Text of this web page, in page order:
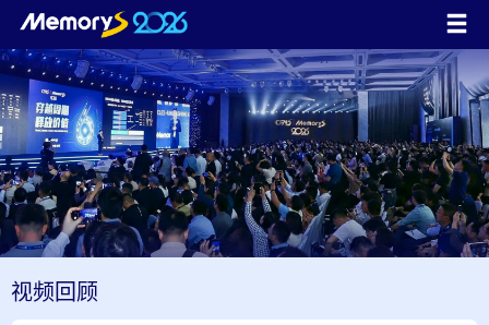
视频回顾